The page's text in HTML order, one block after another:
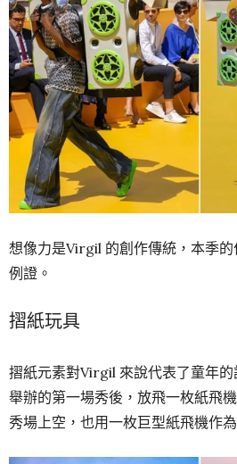
想像力是Virgil 的創作傳統，本季
例證。
摺紙玩具
摺紙元素對Virgil 來說代表了童年的
舉辦的第一場秀後，放飛一枚紙飛
秀場上空，也用一枚巨型紙飛機作為